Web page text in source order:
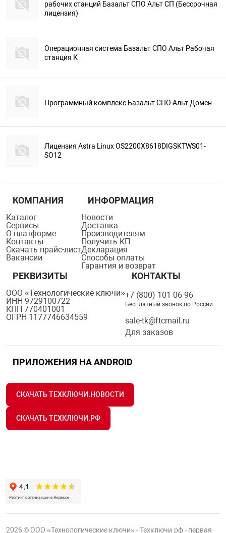
рабочих станций Базальт СПО Альт СП (Бессрочная
лицензия)
Операционная система Базальт СПО Альт Рабочая
станция К
Программный комплекс Базальт СПО Альт Домен
Лицензия Astra Linux OS2200X8618DIGSKTWS01-
SO12
КОМПАНИЯ
Каталог
Сервисы
О платформе
Контакты
Скачать прайс-лист
Вакансии
ИНФОРМАЦИЯ
Новости
Доставка
Производителям
Получить КП
Декларация
Способы оплаты
Гарантия и возврат
РЕКВИЗИТЫ
ООО «Технологические ключи»
ИНН 9729100722
КПП 770401001
ОГРН 1177746634559
КОНТАКТЫ
+7 (800) 101-06-96
Бесплатный звонок по России
sale-tk@ftcmail.ru
Для заказов
ПРИЛОЖЕНИЯ НА ANDROID
СКАЧАТЬ ТЕХКЛЮЧИ.НОВОСТИ
СКАЧАТЬ ТЕХКЛЮЧИ.РФ
2026 © ООО «Технологические ключи» - Техключи.рф - первая